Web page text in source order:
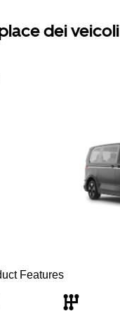
dei veicoli
Features